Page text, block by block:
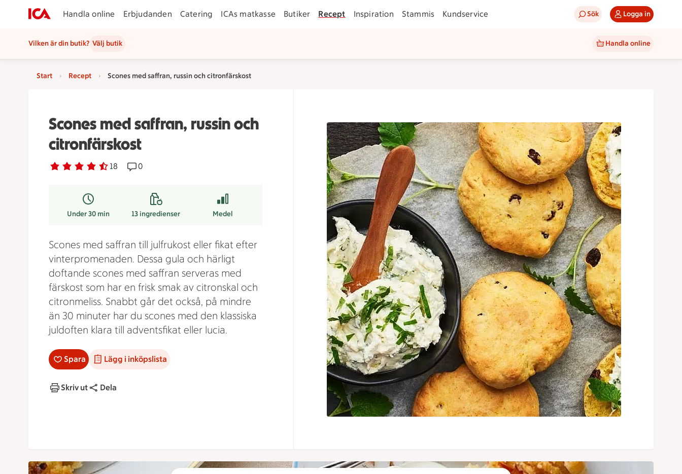
Handla online Erbjudanden Catering ICAs matkasse Butiker Recept Inspiration Stammis Kundservice Sök Logga in
Vilken är din butik? Välj butik Handla online
Start Recept Scones med saffran, russin och citronfärskost
Scones med saffran, russin och
citronfärskost
Betyg 4.7 av 5. 18
18 personer har röstatReceptet har 0 kommentarer
0
Under 30 min 13ingredienser Medel
Scones med saffran till julfrukost eller fikat efter
vinterpromenaden. Dessa gula och härligt
doftande scones med saffran serveras med
färskost som har en frisk smak av citronskal och
citronmeliss. Snabbt går det också, på mindre
än 30 minuter har du scones med den klassiska
juldoften klara till adventsfikat eller lucia.
Spara Lägg i inköpslista
Skriv ut Dela